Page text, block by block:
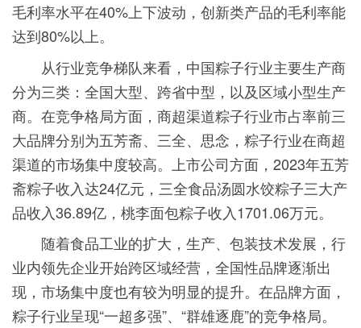
毛利率水平在40%上下波动，创新类产品的毛利率能
达到80%以上。
从行业竞争梯队来看，中国粽子行业主要生产商
分为三类：全国大型、跨省中型，以及区域小型生产
商。在竞争格局方面，商超渠道粽子行业市占率前三
大品牌分别为五芳斋、三全、思念，粽子行业在商超
渠道的市场集中度较高。上市公司方面，2023年五芳
斋粽子收入达24亿元，三全食品汤圆水饺粽子三大产
品收入36.89亿，桃李面包粽子收入1701.06万元。
随着食品工业的扩大，生产、包装技术发展，行
业内领先企业开始跨区域经营，全国性品牌逐渐出
现，市场集中度也有较为明显的提升。在品牌方面，
粽子行业呈现“一超多强”、“群雄逐鹿”的竞争格局。